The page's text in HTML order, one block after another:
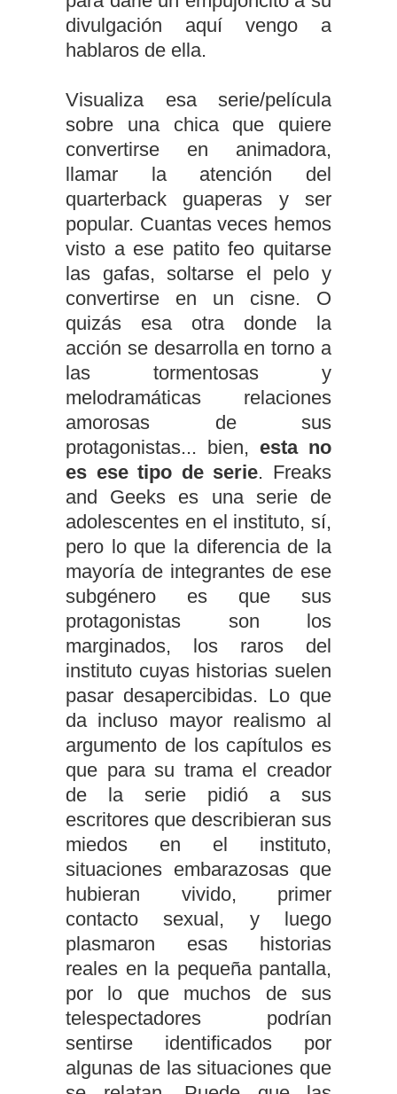
divulgación aquí vengo a
hablaros de ella.
Visualiza esa serie/película
sobre una chica que quiere
convertirse en animadora,
llamar la atención del
quarterback guaperas y ser
popular. Cuantas veces hemos
visto a ese patito feo quitarse
las gafas, soltarse el pelo y
convertirse en un cisne. O
quizás esa otra donde la
acción se desarrolla en torno a
las tormentosas y
melodramáticas relaciones
amorosas de sus
protagonistas... bien, esta no
es ese tipo de serie. Freaks
and Geeks es una serie de
adolescentes en el instituto, sí,
pero lo que la diferencia de la
mayoría de integrantes de ese
subgénero es que sus
protagonistas son los
marginados, los raros del
instituto cuyas historias suelen
pasar desapercibidas. Lo que
da incluso mayor realismo al
argumento de los capítulos es
que para su trama el creador
de la serie pidió a sus
escritores que describieran sus
miedos en el instituto,
situaciones embarazosas que
hubieran vivido, primer
contacto sexual, y luego
plasmaron esas historias
reales en la pequeña pantalla,
por lo que muchos de sus
telespectadores podrían
sentirse identificados por
algunas de las situaciones que